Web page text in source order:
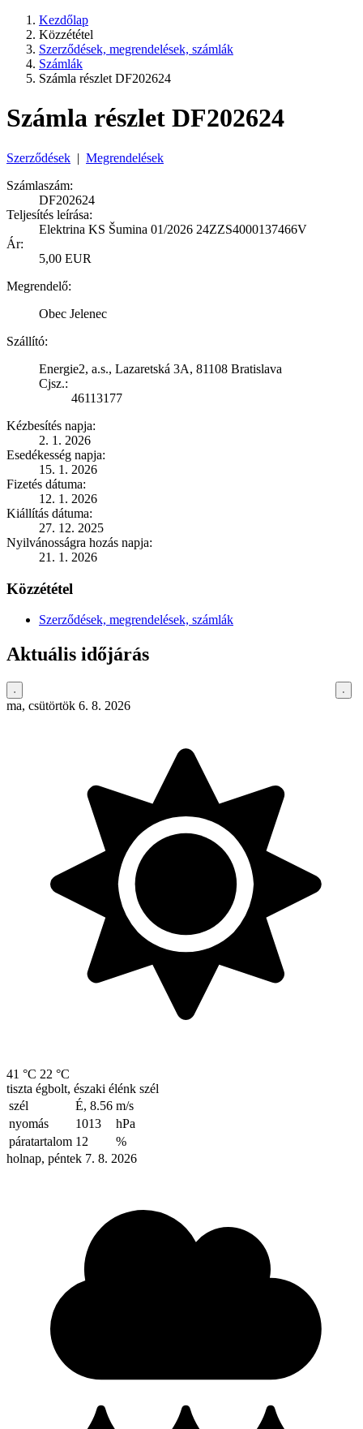
Kezdőlap
Közzététel
Szerződések, megrendelések, számlák
Számlák
Számla részlet DF202624
Számla részlet DF202624
Szerződések | Megrendelések
Számlaszám:
DF202624
Teljesítés leírása:
Elektrina KS Šumina 01/2026 24ZZS4000137466V
Ár:
5,00 EUR
Megrendelő:
Obec Jelenec
Szállító:
Energie2, a.s., Lazaretská 3A, 81108 Bratislava
Cjsz.:
46113177
Kézbesítés napja:
2. 1. 2026
Esedékesség napja:
15. 1. 2026
Fizetés dátuma:
12. 1. 2026
Kiállítás dátuma:
27. 12. 2025
Nyilvánosságra hozás napja:
21. 1. 2026
Közzététel
Szerződések, megrendelések, számlák
Aktuális időjárás
ma, csütörtök 6. 8. 2026
41 °C 22 °C
tiszta égbolt, északi élénk szél
szél
É, 8.56 m/s
nyomás
1013
hPa
páratartalom 12
%
holnap, péntek 7. 8. 2026